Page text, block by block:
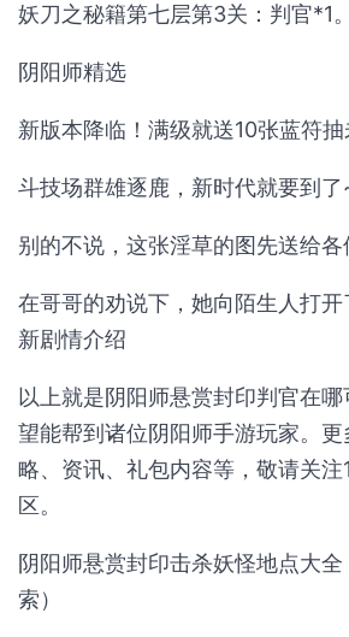
妖刀之秘籍第七层第3关：判官*1。
阴阳师精选
新版本降临！满级就送10张蓝符
斗技场群雄逐鹿，新时代就要到了
别的不说，这张淫草的图先送给各
在哥哥的劝说下，她向陌生人打
新剧情介绍
以上就是阴阳师悬赏封印判官在
望能帮到诸位阴阳师手游玩家。
略、资讯、礼包内容等，敬请关注
区。
阴阳师悬赏封印击杀妖怪地点大
索）